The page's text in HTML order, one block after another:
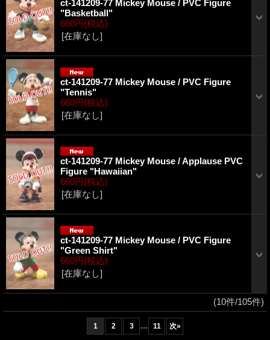
ct-141209-77 Mickey Mouse / PVC Figure
"Basketball"
660円(税込)
[在庫なし]
ct-141209-77 Mickey Mouse / PVC Figure
"Tennis"
660円(税込)
[在庫なし]
ct-141209-77 Mickey Mouse / Applause PVC
Figure "Hawaiian"
660円(税込)
[在庫なし]
ct-141209-77 Mickey Mouse / PVC Figure
"Green Shirt"
660円(税込)
[在庫なし]
(10件/105件)
1 2 3 ... 11 次»